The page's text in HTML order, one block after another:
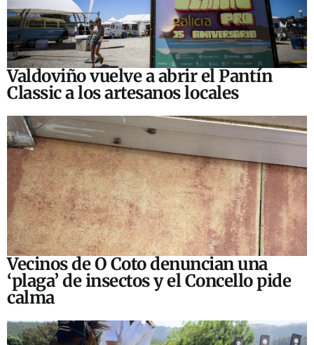
Valdoviño vuelve a abrir el Pantín
Classic a los artesanos locales
Vecinos de O Coto denuncian una
‘plaga’ de insectos y el Concello pide
calma